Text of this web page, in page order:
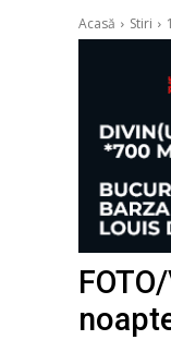
Acasă Stiri